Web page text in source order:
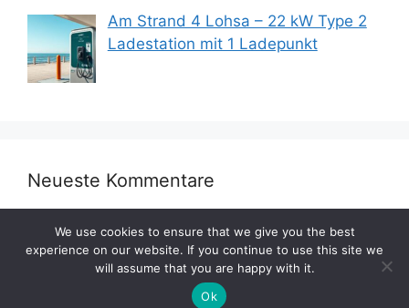
Am Strand 4 Lohsa – 22 kW Type 2
Ladestation mit 1 Ladepunkt
Neueste Kommentare
We use cookies to ensure that we give you the best
experience on our website. If you continue to use this site we
will assume that you are happy with it.
Ok